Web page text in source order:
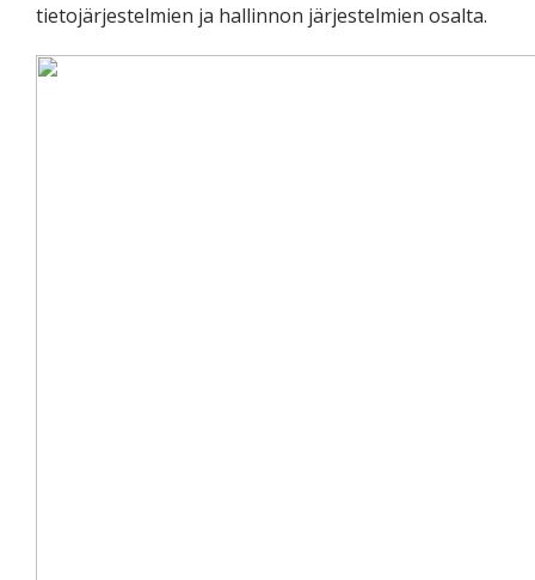
tietojärjestelmien ja hallinnon järjestelmien osalta.